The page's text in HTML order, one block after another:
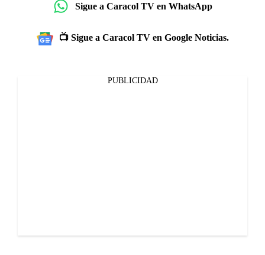
Sigue a Caracol TV en WhatsApp
📺 Sigue a Caracol TV en Google Noticias.
PUBLICIDAD